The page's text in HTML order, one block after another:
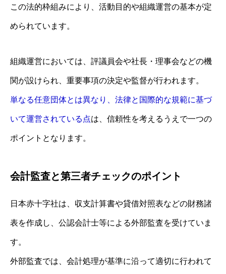
この法的枠組みにより、活動目的や組織運営の基本が定
められています。
組織運営においては、評議員会や社長・理事会などの機
関が設けられ、重要事項の決定や監督が行われます。
単なる任意団体とは異なり、法律と国際的な規範に基づ
いて運営されている点は、信頼性を考えるうえで一つの
ポイントとなります。
会計監査と第三者チェックのポイント
日本赤十字社は、収支計算書や貸借対照表などの財務諸
表を作成し、公認会計士等による外部監査を受けていま
す。
外部監査では、会計処理が基準に沿って適切に行われて